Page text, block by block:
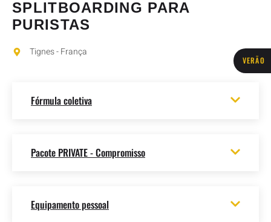
VERÃO
SPLITBOARDING PARA
PURISTAS
Tignes - França
Fórmula coletiva
Pacote PRIVATE - Compromisso
Equipamento pessoal